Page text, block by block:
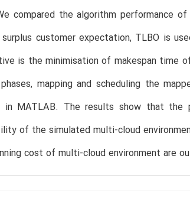
compared the algorithm performance
customer expectation, TLBO is
is the minimisation of makespan
mapping and scheduling the
MATLAB. The results show that the
of the simulated multi-cloud
cost of multi-cloud environment are